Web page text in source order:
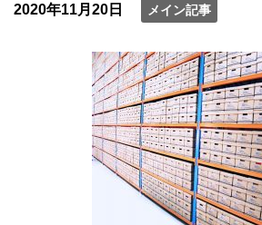
2020年11月20日 メイン記事